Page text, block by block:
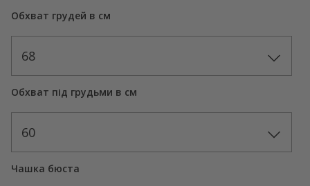
Обхват грудей в см
68
Обхват під грудьми в см
60
Чашка бюста